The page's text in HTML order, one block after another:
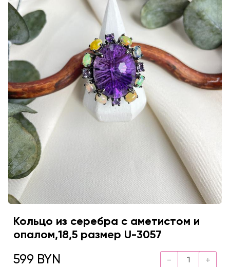
Кольцо из серебра с аметистом и
опалом,18,5 размер U-3057
599 BYN